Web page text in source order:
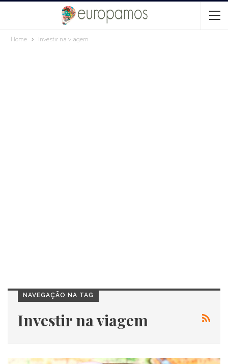
Home Investir na viagem
NAVEGAÇÃO NA TAG
Investir na viagem